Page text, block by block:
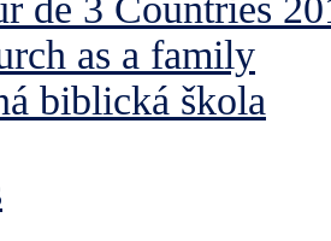
as a family
biblická škola